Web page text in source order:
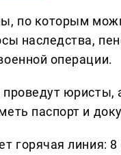
по которым
наследства,
операции.
проведут
паспорт и
горячая линия: